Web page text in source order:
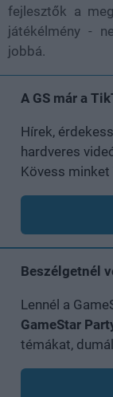
fejlesztők a
játékélmény -
jobbá.
A GS már a
Hírek,
hardveres
Kövess minket
Beszélgetnél
Lennél a
GameStar
témákat,